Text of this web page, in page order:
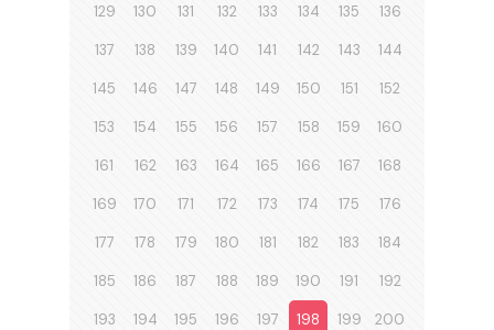
129 130 131 132 133 134 135 136
137 138 139 140 141 142 143 144
145 146 147 148 149 150 151 152
153 154 155 156 157 158 159 160
161 162 163 164 165 166 167 168
169 170 171 172 173 174 175 176
177 178 179 180 181 182 183 184
185 186 187 188 189 190 191 192
193 194 195 196 197 198 199 200